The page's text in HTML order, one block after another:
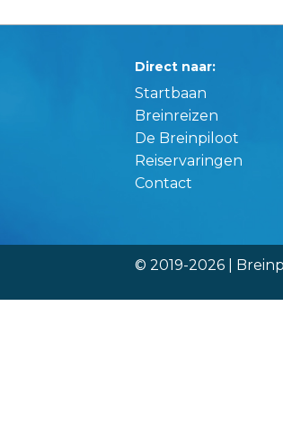
Direct naar:
Startbaan
Breinreizen
De Breinpiloot
Reiservaringen
Contact
© 2019-2026 |